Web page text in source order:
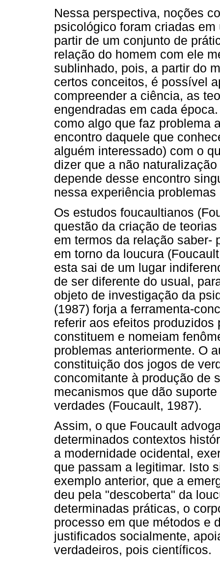
Nessa perspectiva, noções
psicológico foram criadas
partir de um conjunto de
relação do homem com ele
sublinhado, pois, a partir do
certos conceitos, é possível
compreender a ciência, as
engendradas em cada
como algo que faz problema
encontro daquele que
alguém interessado) com o
dizer que a não
depende desse encontro
nessa experiência
Os estudos foucaultianos
questão da criação de
em termos da relação saber-
em torno da loucura
esta sai de um lugar
de ser diferente do usual,
objeto de investigação da
(1987) forja a ferramenta-
referir aos efeitos
constituem e nomeiam
problemas anteriormente. O
constituição dos jogos de
concomitante à produção de
mecanismos que dão
verdades (Foucault, 1987).
Assim, o que Foucault
determinados contextos
a modernidade ocidental,
que passam a legitimar. Isto
exemplo anterior, que a
deu pela "descoberta" da
determinadas práticas, o
processo em que métodos e
justificados socialmente,
verdadeiros, pois científicos.